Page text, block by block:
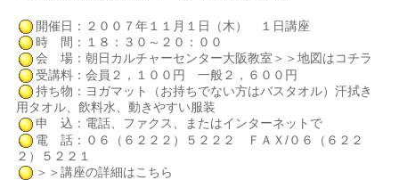
開催日：２００７年１１月１日（木） １日講座
時 間：１８：３０～２０：００
会 場：朝日カルチャーセンター大阪教室＞＞地図はコチラ
受講料：会員２，１００円 一般２，６００円
持ち物：ヨガマット（お持ちでない方はバスタオル）汗拭き
用タオル、飲料水、動きやすい服装
申 込：電話、ファクス、またはインターネットで
電 話：０６（６２２２）５２２２ ＦＡＸ/０６（６２２
２）５２２１
＞＞講座の詳細はこちら